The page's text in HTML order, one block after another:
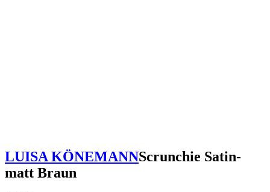
LUISA KÖNEMANNScrunchie Satin-
matt Braun